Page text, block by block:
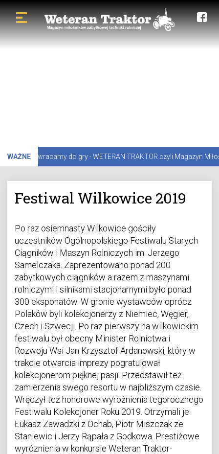
WAŻNEwracamy do gry - WETERAN TRAKTOR czyli Magazyn
Festiwal Wilkowice 2019
Po raz osiemnasty Wilkowice gościły
uczestników Ogólnopolskiego Festiwalu Starych
Ciągników i Maszyn Rolniczych im. Jerzego
Samelczaka. Zaprezentowano ponad 200
zabytkowych ciągników a razem z maszynami
rolniczymi i silnikami stacjonarnymi było ponad
300 eksponatów. W gronie wystawców oprócz
Polaków byli kolekcjonerzy z Niemiec, Węgier,
Czech i Szwecji. Po raz pierwszy na wilkowickim
festiwalu był obecny Minister Rolnictwa i
Rozwoju Wsi Jan Krzysztof Ardanowski, który w
trakcie otwarcia imprezy pogratulował
kolekcjonerom pięknej pasji. Przedstawił też
zamierzenia swego resortu w najbliższym czasie.
Wręczył też honorowe wyróżnienia tegorocznego
Festiwalu Kolekcjoner Roku 2019. Otrzymali je
Łukasz Zawadzki z Ochab, Piotr Miszczak ze
Staniewic i Jerzy Rąpała z Godkowa. Prestiżowe
wyróznienia w konkursie Weteran Traktor-